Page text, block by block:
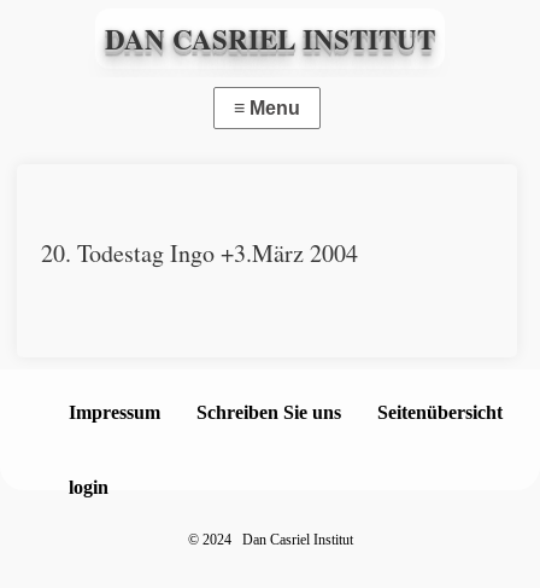
DAN CASRIEL INSTITUT
20. Todestag Ingo +3.März 2004
Impressum Schreiben Sie uns Seitenübersicht
login
© 2024 Dan Casriel Institut